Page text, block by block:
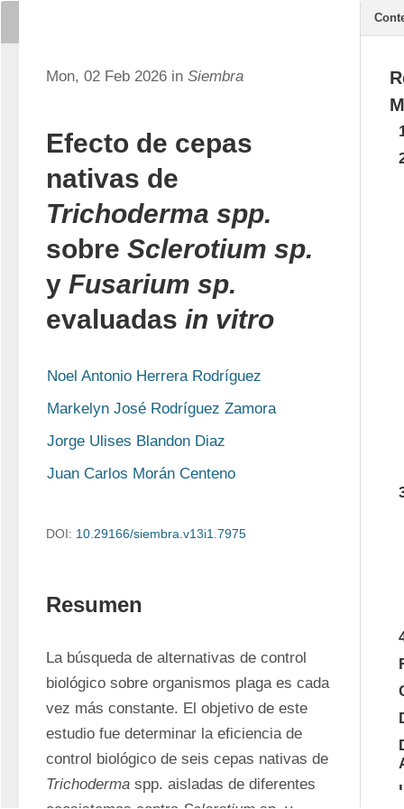
Mon, 02 Feb 2026 in Siembra
Efecto de cepas
nativas de
Trichoderma spp.
sobre Sclerotium sp.
y Fusarium sp.
evaluadas in vitro
Noel Antonio Herrera Rodríguez
Markelyn José Rodríguez Zamora
Jorge Ulises Blandon Diaz
Juan Carlos Morán Centeno
DOI: 10.29166/siembra.v13i1.7975
Resumen
La búsqueda de alternativas de control
biológico sobre organismos plaga es cada
vez más constante. El objetivo de este
estudio fue determinar la eficiencia de
Trichoderma spp. aisladas de diferentes